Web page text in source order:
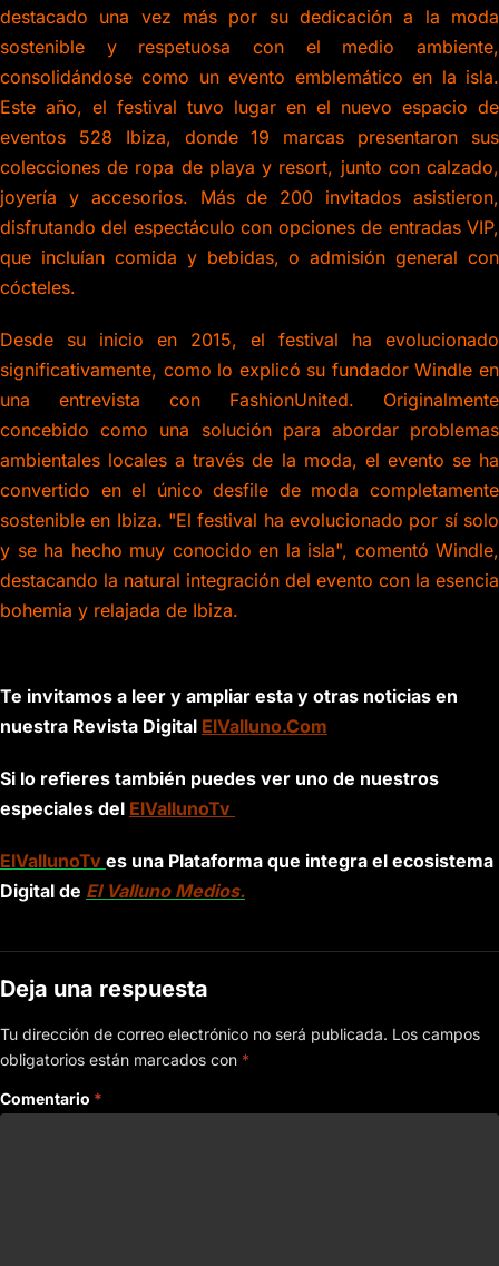
destacado una vez más por su dedicación a la moda
sostenible y respetuosa con el medio ambiente,
consolidándose como un evento emblemático en la isla.
Este año, el festival tuvo lugar en el nuevo espacio de
eventos 528 Ibiza, donde 19 marcas presentaron sus
colecciones de ropa de playa y resort, junto con calzado,
joyería y accesorios. Más de 200 invitados asistieron,
disfrutando del espectáculo con opciones de entradas VIP,
que incluían comida y bebidas, o admisión general con
cócteles.
Desde su inicio en 2015, el festival ha evolucionado
significativamente, como lo explicó su fundador Windle en
una entrevista con FashionUnited. Originalmente
concebido como una solución para abordar problemas
ambientales locales a través de la moda, el evento se ha
convertido en el único desfile de moda completamente
sostenible en Ibiza. "El festival ha evolucionado por sí solo
y se ha hecho muy conocido en la isla", comentó Windle,
destacando la natural integración del evento con la esencia
bohemia y relajada de Ibiza.
Te invitamos a leer y ampliar esta y otras noticias en
nuestra Revista Digital ElValluno.Com
Si lo refieres también puedes ver uno de nuestros
especiales del ElVallunoTv
ElVallunoTv es una Plataforma que integra el ecosistema
Digital de El Valluno Medios.
Deja una respuesta
Tu dirección de correo electrónico no será publicada. Los campos
obligatorios están marcados con *
Comentario *